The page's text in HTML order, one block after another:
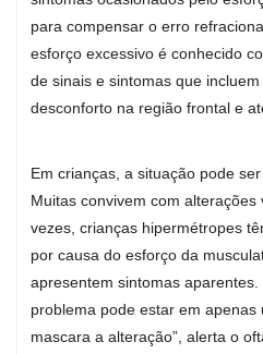
para compensar o erro
esforço excessivo é conhecido
de sinais e sintomas que
desconforto na região frontal e
Em crianças, a situação pode
Muitas convivem com alterações
vezes, crianças hipermétropes
por causa do esforço da
apresentem sintomas
problema pode estar em
mascara a alteração”, alerta o